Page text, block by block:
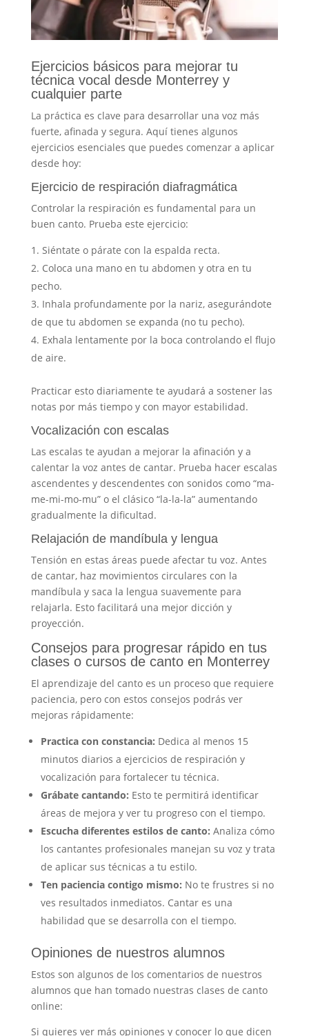
Ejercicios básicos para mejorar tu
técnica vocal desde Monterrey y
cualquier parte
La práctica es clave para desarrollar una voz más
fuerte, afinada y segura. Aquí tienes algunos
ejercicios esenciales que puedes comenzar a aplicar
desde hoy:
Ejercicio de respiración diafragmática
Controlar la respiración es fundamental para un
buen canto. Prueba este ejercicio:
Siéntate o párate con la espalda recta.
Coloca una mano en tu abdomen y otra en tu
pecho.
Inhala profundamente por la nariz, asegurándote
de que tu abdomen se expanda (no tu pecho).
Exhala lentamente por la boca controlando el flujo
de aire.
Practicar esto diariamente te ayudará a sostener las
notas por más tiempo y con mayor estabilidad.
Vocalización con escalas
Las escalas te ayudan a mejorar la afinación y a
calentar la voz antes de cantar. Prueba hacer escalas
ascendentes y descendentes con sonidos como “ma-
me-mi-mo-mu” o el clásico “la-la-la” aumentando
gradualmente la dificultad.
Relajación de mandíbula y lengua
Tensión en estas áreas puede afectar tu voz. Antes
de cantar, haz movimientos circulares con la
mandíbula y saca la lengua suavemente para
relajarla. Esto facilitará una mejor dicción y
proyección.
Consejos para progresar rápido en tus
clases o cursos de canto en Monterrey
El aprendizaje del canto es un proceso que requiere
paciencia, pero con estos consejos podrás ver
mejoras rápidamente:
Practica con constancia: Dedica al menos 15
minutos diarios a ejercicios de respiración y
vocalización para fortalecer tu técnica.
Grábate cantando: Esto te permitirá identificar
áreas de mejora y ver tu progreso con el tiempo.
Escucha diferentes estilos de canto: Analiza cómo
los cantantes profesionales manejan su voz y trata
de aplicar sus técnicas a tu estilo.
Ten paciencia contigo mismo: No te frustres si no
ves resultados inmediatos. Cantar es una
habilidad que se desarrolla con el tiempo.
Opiniones de nuestros alumnos
Estos son algunos de los comentarios de nuestros
alumnos que han tomado nuestras clases de canto
online:
Si quieres ver más opiniones y conocer lo que dicen